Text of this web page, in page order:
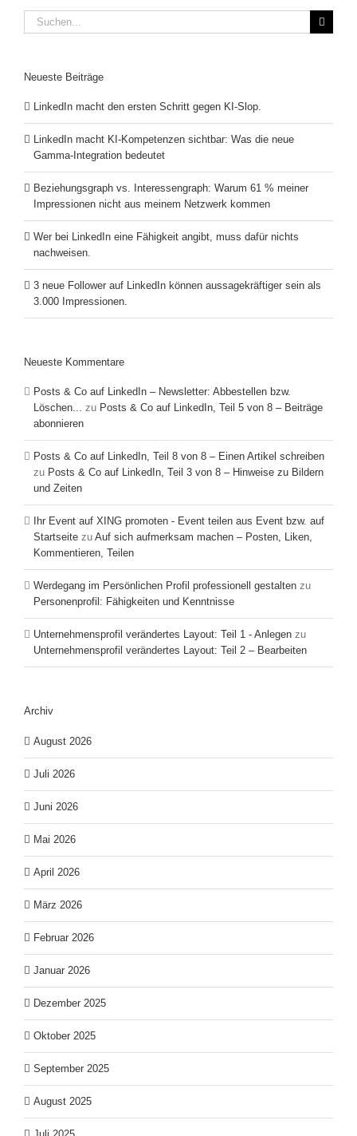
Suche
nach:
Neueste Beiträge
LinkedIn macht den ersten Schritt gegen KI-Slop.
LinkedIn macht KI-Kompetenzen sichtbar: Was die neue
Gamma-Integration bedeutet
Beziehungsgraph vs. Interessengraph: Warum 61 % meiner
Impressionen nicht aus meinem Netzwerk kommen
Wer bei LinkedIn eine Fähigkeit angibt, muss dafür nichts
nachweisen.
3 neue Follower auf LinkedIn können aussagekräftiger sein als
3.000 Impressionen.
Neueste Kommentare
Posts & Co auf LinkedIn – Newsletter: Abbestellen bzw.
Löschen... zu Posts & Co auf LinkedIn, Teil 5 von 8 – Beiträge
abonnieren
Posts & Co auf LinkedIn, Teil 8 von 8 – Einen Artikel schreiben
zu Posts & Co auf LinkedIn, Teil 3 von 8 – Hinweise zu Bildern
und Zeiten
Ihr Event auf XING promoten - Event teilen aus Event bzw. auf
Startseite zu Auf sich aufmerksam machen – Posten, Liken,
Kommentieren, Teilen
Werdegang im Persönlichen Profil professionell gestalten zu
Personenprofil: Fähigkeiten und Kenntnisse
Unternehmensprofil verändertes Layout: Teil 1 - Anlegen zu
Unternehmensprofil verändertes Layout: Teil 2 – Bearbeiten
Archiv
August 2026
Juli 2026
Juni 2026
Mai 2026
April 2026
März 2026
Februar 2026
Januar 2026
Dezember 2025
Oktober 2025
September 2025
August 2025